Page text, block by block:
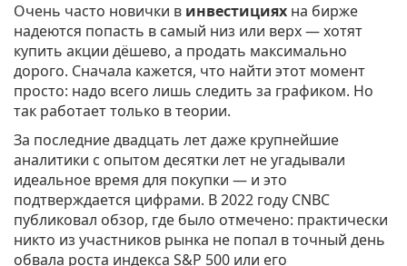
Очень часто новички в инвестициях на бирже
надеются попасть в самый низ или верх — хотят
купить акции дёшево, а продать максимально
дорого. Сначала кажется, что найти этот момент
просто: надо всего лишь следить за графиком. Но
так работает только в теории.
За последние двадцать лет даже крупнейшие
аналитики с опытом десятки лет не угадывали
идеальное время для покупки — и это
подтверждается цифрами. В 2022 году CNBC
публиковал обзор, где было отмечено: практически
никто из участников рынка не попал в точный день
обвала роста индекса S&P 500 или его